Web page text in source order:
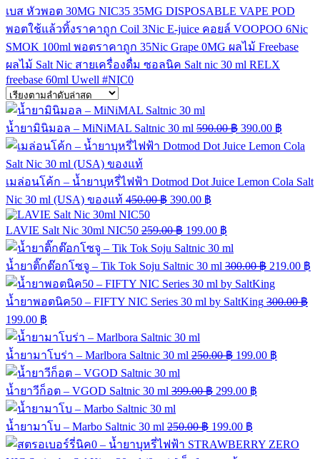
เบส หัวพอต 30MG NIC35 35MG DISPOSABLE VAPE POD
พอตใช้แล้วทิ้งราคาถูก Coil 3Nic E-juice คอยล์ VOOPOO 6Nic
SMOK 100ml พอตราคาถูก 35Nic Grape 0MG ผลไม้ Freebase
ผลไม้ Salt Nic สายเครื่องดื่ม ซอลนิค Salt nic 30 ml RELX
freebase 60ml Uwell #NIC0
น้ำยามินิมอล – MiNiMAL Saltnic 30 ml 590.00฿ 390.00 ฿
เมล่อนโค้ก – น้ำยาบุหรี่ไฟฟ้า Dotmod Dot Juice Lemon Cola Salt
Nic 30 ml (USA) ของแท้ 450.00฿ 390.00 ฿
LAVIE Salt Nic 30ml NIC50 259.00฿ 199.00 ฿
น้ำยาติ๊กต๊อกโซจู – Tik Tok Soju Saltnic 30 ml 300.00฿ 219.00 ฿
น้ำยาพอตนิค50 – FIFTY NIC Series 30 ml by SaltKing 300.00฿
199.00 ฿
น้ำยามาโบร่า – Marlbora Saltnic 30 ml 250.00฿ 199.00 ฿
น้ำยาวีก็อต – VGOD Saltnic 30 ml 399.00฿ 299.00 ฿
น้ำยามาโบ – Marbo Saltnic 30 ml 250.00฿ 199.00 ฿